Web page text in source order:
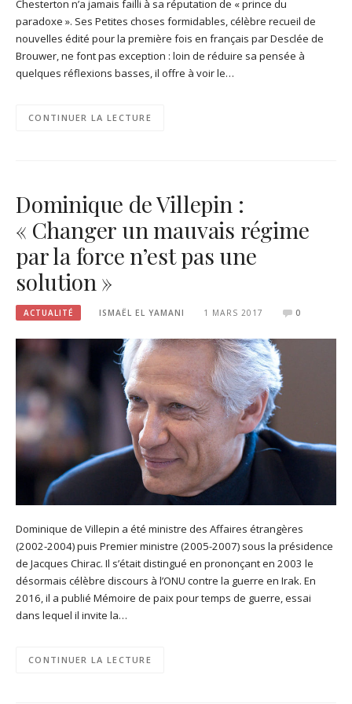
Chesterton n’a jamais failli à sa réputation de « prince du
paradoxe ». Ses Petites choses formidables, célèbre recueil de
nouvelles édité pour la première fois en français par Desclée de
Brouwer, ne font pas exception : loin de réduire sa pensée à
quelques réflexions basses, il offre à voir le…
CONTINUER LA LECTURE
Dominique de Villepin :
« Changer un mauvais régime
par la force n’est pas une
solution »
ACTUALITÉ ISMAËL EL YAMANI 1 MARS 2017 0
Dominique de Villepin a été ministre des Affaires étrangères
(2002-2004) puis Premier ministre (2005-2007) sous la présidence
de Jacques Chirac. Il s’était distingué en prononçant en 2003 le
désormais célèbre discours à l’ONU contre la guerre en Irak. En
2016, il a publié Mémoire de paix pour temps de guerre, essai
dans lequel il invite la…
CONTINUER LA LECTURE